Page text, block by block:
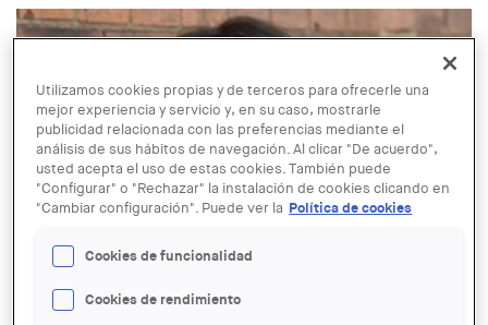
Utilizamos cookies propias y de terceros para ofrecerle una
mejor experiencia y servicio y, en su caso, mostrarle
publicidad relacionada con las preferencias mediante el
análisis de sus hábitos de navegación. Al clicar "De acuerdo",
usted acepta el uso de estas cookies. También puede
"Configurar" o "Rechazar" la instalación de cookies clicando en
"Cambiar configuración". Puede ver la Política de cookies
Cookies de funcionalidad
Cookies de rendimiento